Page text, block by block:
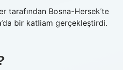
tarafından Bosna-Hersek’te
bir katliam gerçekleştirdi.